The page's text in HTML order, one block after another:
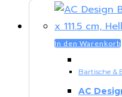
In den Warenkorb
Bartische &
AC